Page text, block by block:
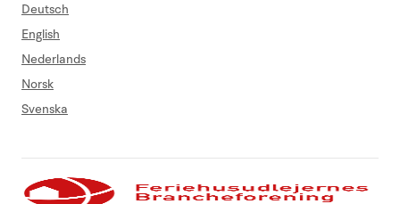
Deutsch
English
Nederlands
Norsk
Svenska